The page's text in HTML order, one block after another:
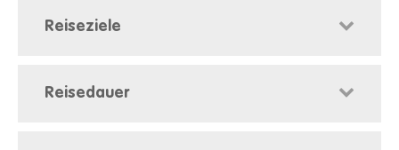
Reiseziele
Reisedauer